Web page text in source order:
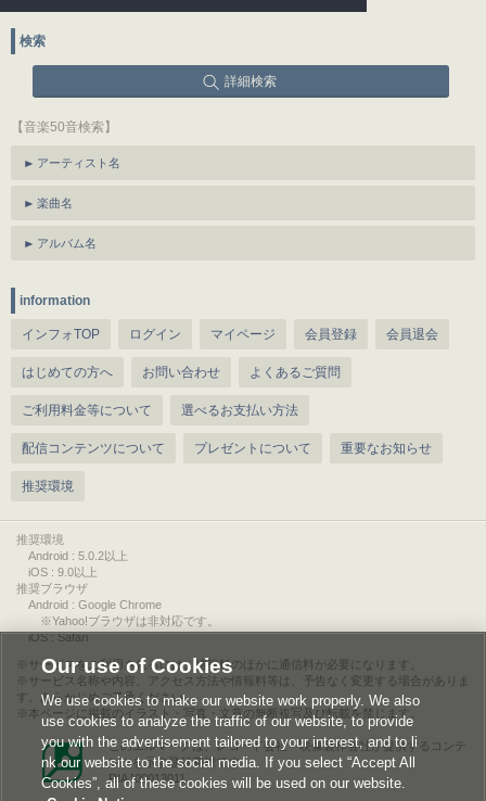
検索
詳細検索
【音楽50音検索】
アーティスト名
楽曲名
アルバム名
information
インフォTOP ログイン マイページ 会員登録 会員退会
はじめての方へ お問い合わせ よくあるご質問
ご利用料金等について 選べるお支払い方法
配信コンテンツについて プレゼントについて 重要なお知らせ
推奨環境
推奨環境
Android : 5.0.2以上
iOS : 9.0以上
推奨ブラウザ
Android : Google Chrome
※Yahoo!ブラウザは非対応です。
iOS : Safari
サービスをご利用されるには、情報料のほかに通信料が必要になります。
サービス名称や内容、アクセス方法や情報料等は、予告なく変更する場合がありま
す。あらかじめご了承ください。
本ページに掲載のイラスト・写真・文章の無断複写及び転載を禁じます。
このエルマークは、レコード会社・映像製作会社が提供するコンテ
ンツを示す登録商標です。
RIAJ00013011
Our use of Cookies
We use cookies to make our website work properly. We also
use cookies to analyze the traffic of our website, to provide
you with the advertisement tailored to your interest, and to li
nk our website to the social media. If you select “Accept All
Cookies”, all of these cookies will be used on our website.